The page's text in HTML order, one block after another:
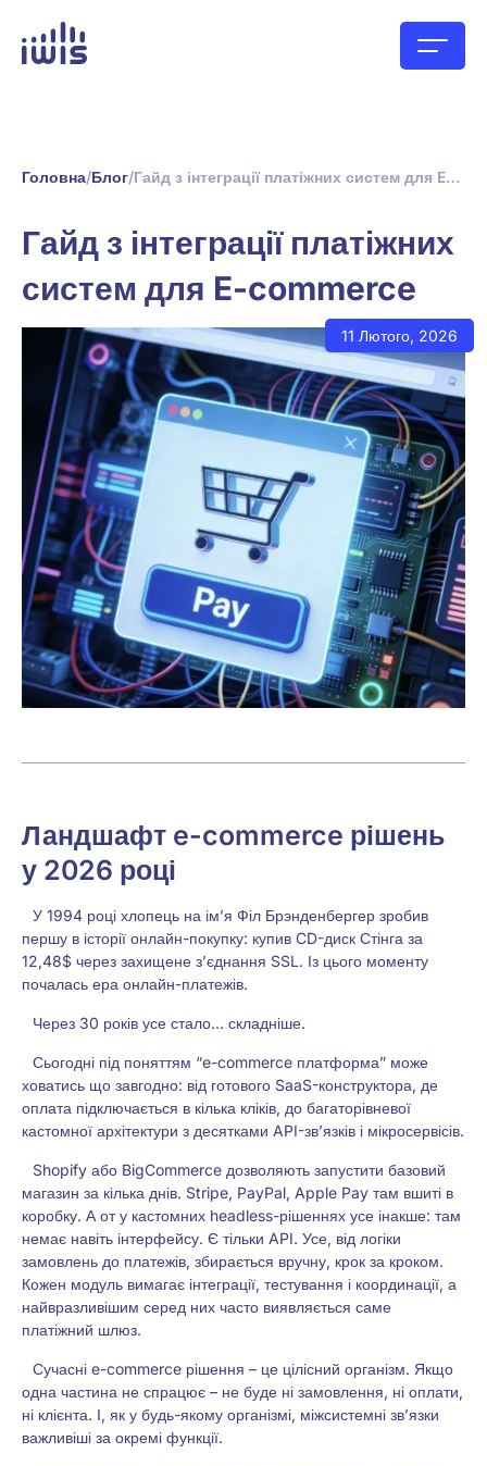
Головна/Блог/ Гайд з інтеграції платіжних систем для E-commerce
Гайд з інтеграції платіжних
систем для E-commerce
11 Лютого, 2026
Ландшафт e-commerce рішень
у 2026 році
У 1994 році хлопець на ім’я Філ Брэнденбергер зробив
першу в історії онлайн-покупку: купив CD-диск Стінга за
12,48$ через захищене з’єднання SSL. Із цього моменту
почалась ера онлайн-платежів.
Через 30 років усе стало… складніше.
Сьогодні під поняттям “e-commerce платформа” може
ховатись що завгодно: від готового SaaS-конструктора, де
оплата підключається в кілька кліків, до багаторівневої
кастомної архітектури з десятками API-зв’язків і мікросервісів.
Shopify або BigCommerce дозволяють запустити базовий
магазин за кілька днів. Stripe, PayPal, Apple Pay там вшиті в
коробку. А от у кастомних headless-рішеннях усе інакше: там
немає навіть інтерфейсу. Є тільки API. Усе, від логіки
замовлень до платежів, збирається вручну, крок за кроком.
Кожен модуль вимагає інтеграції, тестування і координації, а
найвразливішим серед них часто виявляється саме
платіжний шлюз.
Сучасні e-commerce рішення – це цілісний організм. Якщо
одна частина не спрацює – не буде ні замовлення, ні оплати,
ні клієнта. І, як у будь-якому організмі, міжсистемні зв’язки
важливіші за окремі функції.